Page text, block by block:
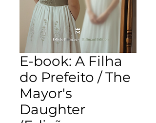
E-book: A Filha
do Prefeito / The
Mayor's
Daughter